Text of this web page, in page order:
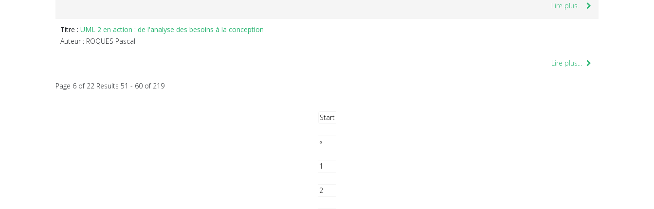
Lire plus...
Titre : UML 2 en action : de l'analyse des besoins à la conception
Auteur : ROQUES Pascal
Lire plus...
Page 6 of 22 Results 51 - 60 of 219
Start
«
1
2